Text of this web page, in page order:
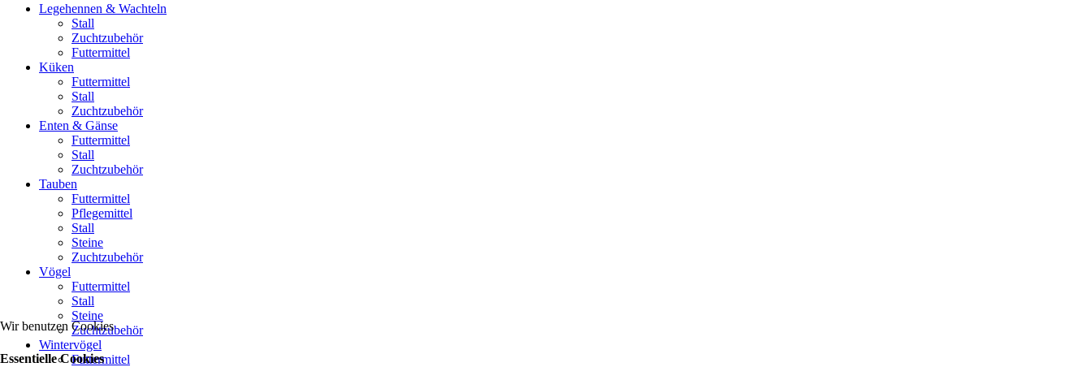
Legehennen & Wachteln
Stall
Zuchtzubehör
Futtermittel
Küken
Futtermittel
Stall
Zuchtzubehör
Enten & Gänse
Futtermittel
Stall
Zuchtzubehör
Tauben
Futtermittel
Pflegemittel
Stall
Steine
Zuchtzubehör
Vögel
Futtermittel
Stall
Steine
Zuchtzubehör
Wintervögel
Futtermittel
Wir benutzen Cookies
Essentielle Cookies